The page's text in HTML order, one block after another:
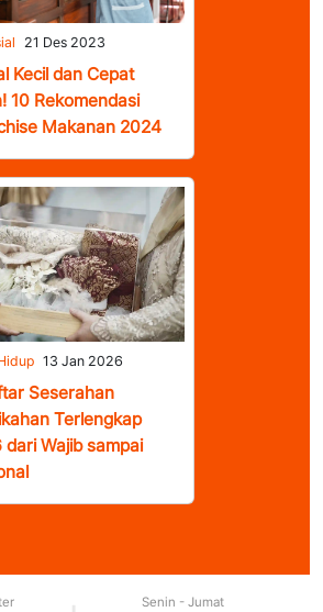
21 Des 2023
Kecil dan Cepat
10 Rekomendasi
Makanan 2024
13 Jan 2026
Seserahan
Terlengkap
dari Wajib sampai
Senin - Jumat